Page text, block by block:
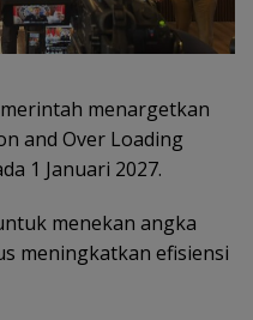
menargetkan
and Over Loading
1 Januari 2027.
menekan angka
meningkatkan efisiensi